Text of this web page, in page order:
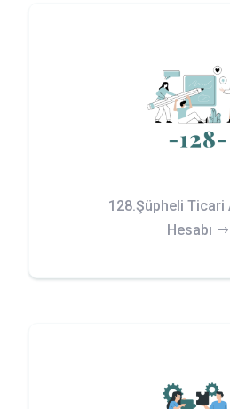
128.Şüpheli Ticari
Hesabı